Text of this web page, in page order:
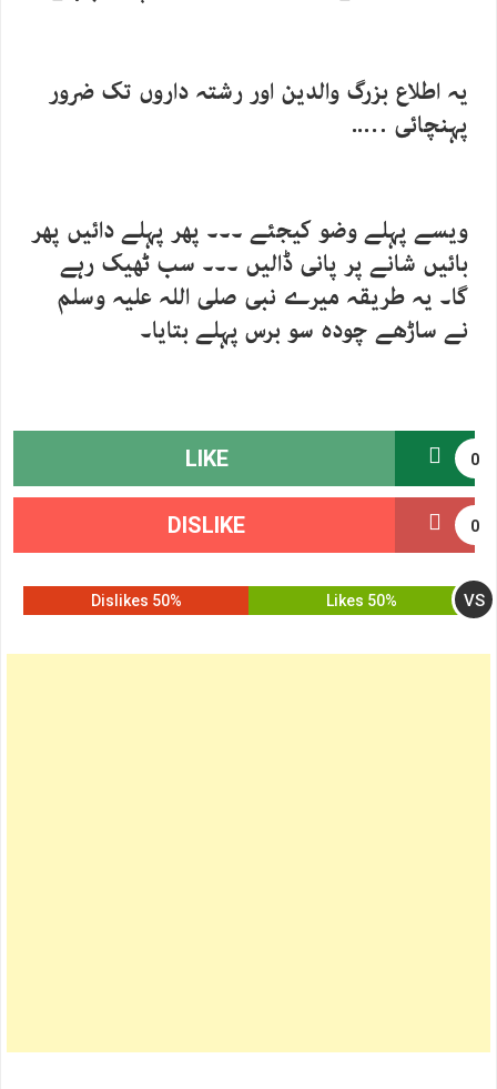
یہ اطلاع بزرگ والدین اور رشتہ داروں تک ضرور
پہنچائی …..
ویسے پہلے وضو کیجئے ۔۔۔ پھر پہلے دائیں پھر
بائیں شانے پر پانی ڈالیں ۔۔۔ سب ٹھیک رہے
گا۔ یہ طریقہ میرے نبی صلی اللہ علیہ وسلم
نے ساڑھے چودہ سو برس پہلے بتایا۔
0
LIKE
0
DISLIKE
50% Likes VS
50% Dislikes